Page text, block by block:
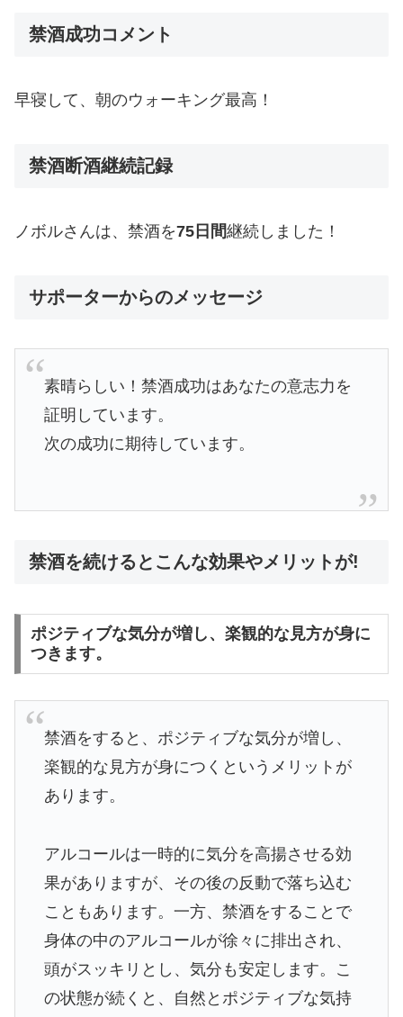
禁酒成功コメント
早寝して、朝のウォーキング最高！
禁酒断酒継続記録
ノボルさんは、禁酒を75日間継続しました！
サポーターからのメッセージ
素晴らしい！禁酒成功はあなたの意志力を
証明しています。
次の成功に期待しています。
禁酒を続けるとこんな効果やメリットが!
ポジティブな気分が増し、楽観的な見方が身に
つきます。
禁酒をすると、ポジティブな気分が増し、
楽観的な見方が身につくというメリットが
あります。
アルコールは一時的に気分を高揚させる効
果がありますが、その後の反動で落ち込む
こともあります。一方、禁酒をすることで
身体の中のアルコールが徐々に排出され、
頭がスッキリとし、気分も安定します。こ
の状態が続くと、自然とポジティブな気持